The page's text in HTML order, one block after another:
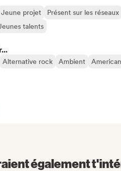
Jeune projet Présent sur les réseaux
talents
Alternative rock Ambient
également